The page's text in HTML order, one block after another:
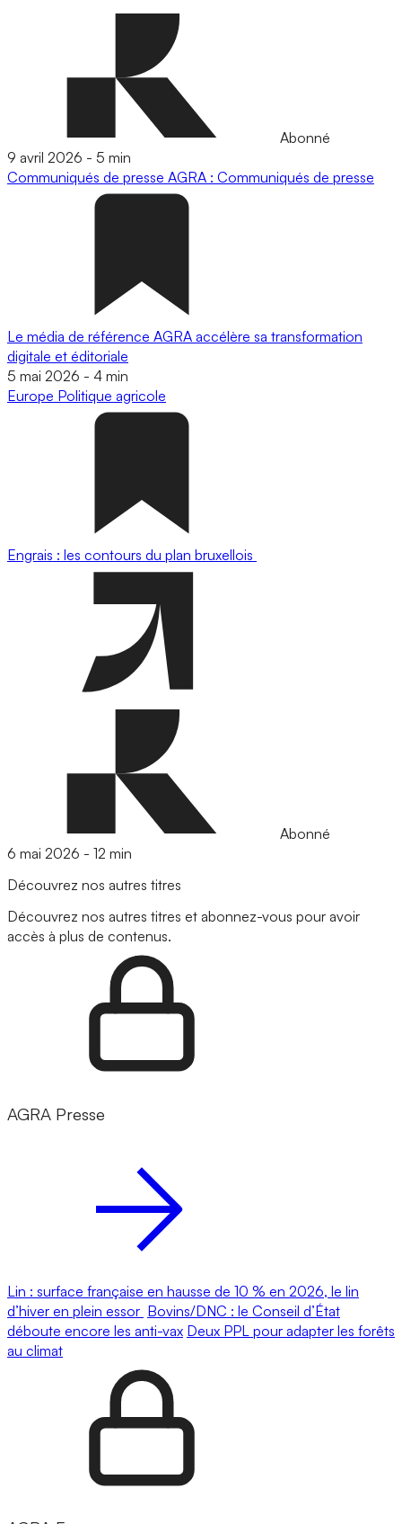
Abonné
9 avril 2026 - 5 min
Communiqués de presse AGRA : Communiqués de presse
Le média de référence AGRA accélère sa transformation
digitale et éditoriale
5 mai 2026 - 4 min
Europe Politique agricole
Engrais : les contours du plan bruxellois
Abonné
6 mai 2026 - 12 min
Découvrez nos autres titres
Découvrez nos autres titres et abonnez-vous pour avoir
accès à plus de contenus.
AGRA Presse
Lin : surface française en hausse de 10 % en 2026, le lin
d’hiver en plein essor Bovins/DNC : le Conseil d’État
déboute encore les anti-vax Deux PPL pour adapter les forêts
au climat